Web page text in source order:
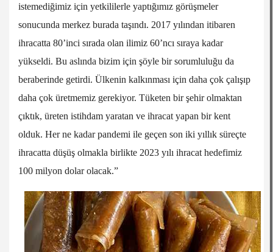
istemediğimiz için yetkililerle yaptığımız görüşmeler
sonucunda merkez burada taşındı. 2017 yılından itibaren
ihracatta 80’inci sırada olan ilimiz 60’ncı sıraya kadar
yükseldi. Bu aslında bizim için şöyle bir sorumluluğu da
beraberinde getirdi. Ülkenin kalkınması için daha çok çalışıp
daha çok üretmemiz gerekiyor. Tüketen bir şehir olmaktan
çıktık, üreten istihdam yaratan ve ihracat yapan bir kent
olduk. Her ne kadar pandemi ile geçen son iki yıllık süreçte
ihracatta düşüş olmakla birlikte 2023 yılı ihracat hedefimiz
100 milyon dolar olacak.”